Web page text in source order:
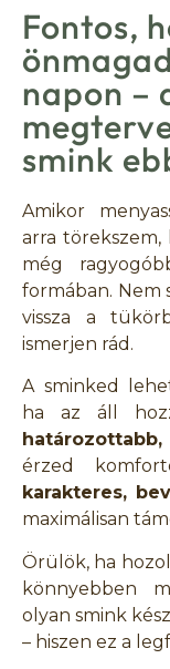
Fontos,
napon –
smink
Amikor
arra törekszem,
még
formában. Nem
vissza a
ismerjen rád.
A sminked
ha az áll
érzed
karakteres,
maximálisan
Örülök, ha
könnyebben
olyan smink
– hiszen ez a